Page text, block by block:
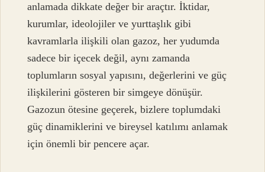
anlamada dikkate değer bir araçtır. İktidar,
kurumlar, ideolojiler ve yurttaşlık gibi
kavramlarla ilişkili olan gazoz, her yudumda
sadece bir içecek değil, aynı zamanda
toplumların sosyal yapısını, değerlerini ve güç
ilişkilerini gösteren bir simgeye dönüşür.
Gazozun ötesine geçerek, bizlere toplumdaki
güç dinamiklerini ve bireysel katılımı anlamak
için önemli bir pencere açar.